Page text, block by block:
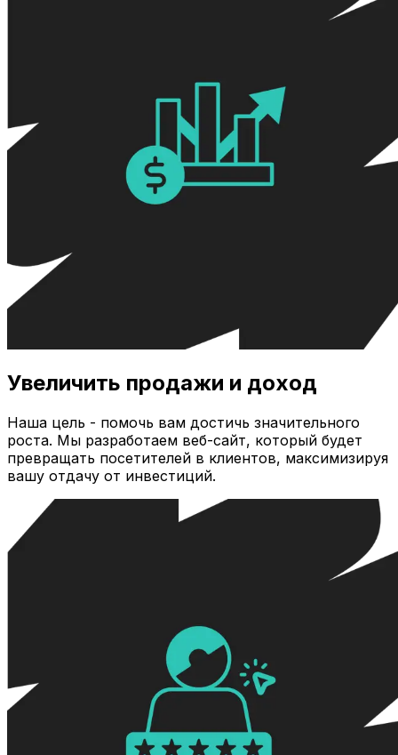
Увеличить продажи и доход
Наша цель - помочь вам достичь значительного
роста. Мы разработаем веб-сайт, который будет
превращать посетителей в клиентов, максимизируя
вашу отдачу от инвестиций.